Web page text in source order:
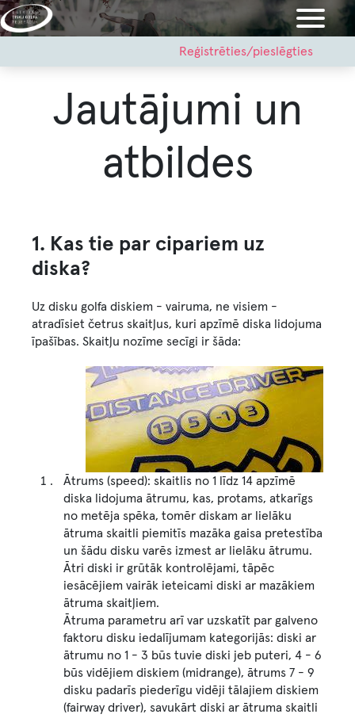
Pārlekt
uz
menu
Reģistrēties/pieslēgties
Jautājumi un
atbildes
1. Kas tie par cipariem uz
diska?
Uz disku golfa diskiem - vairuma, ne visiem -
atradīsiet četrus skaitļus, kuri apzīmē diska lidojuma
īpašības. Skaitļu nozīme secīgi ir šāda:
Image
Ātrums (speed): skaitlis no 1 līdz 14 apzīmē
diska lidojuma ātrumu, kas, protams, atkarīgs
no metēja spēka, tomēr diskam ar lielāku
ātruma skaitli piemitīs mazāka gaisa pretestība
un šādu disku varēs izmest ar lielāku ātrumu.
Ātri diski ir grūtāk kontrolējami, tāpēc
iesācējiem vairāk ieteicami diski ar mazākiem
ātruma skaitļiem.
Ātruma parametru arī var uzskatīt par galveno
faktoru disku iedalījumam kategorijās: diski ar
ātrumu no 1 - 3 būs tuvie diski jeb puteri, 4 - 6
būs vidējiem diskiem (midrange), ātrums 7 - 9
disku padarīs piederīgu vidēji tālajiem diskiem
(fairway driver), savukārt diski ar ātruma skaitli